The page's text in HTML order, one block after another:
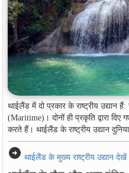
थाईलैंड में दो प्रकार के राष्ट्रीय उद्यान
(Maritime)। दोनों ही प्रकृति द्वारा
करते हैं। थाईलैंड के राष्ट्रीय उद्यान
arrow_circle_right थाईलैंड के मुख्य राष्ट्रीय उद्यान देखें